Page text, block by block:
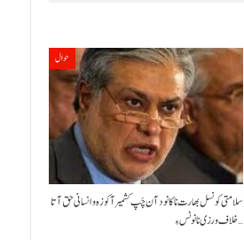
حوال
سلامتی کونسل بھارت نا کانود آن چَپ کشمیر آ کوزہ و انسانی حق آتا
خلاف ورزی نا نوٹس ءِ…